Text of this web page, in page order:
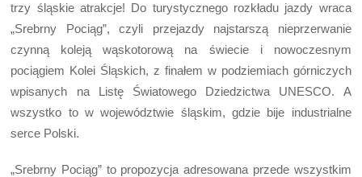
trzy śląskie atrakcje! Do turystycznego rozkładu jazdy wraca
„Srebrny Pociąg”, czyli przejazdy najstarszą nieprzerwanie
czynną koleją wąskotorową na świecie i nowoczesnym
pociągiem Kolei Śląskich, z finałem w podziemiach górniczych
wpisanych na Listę Światowego Dziedzictwa UNESCO. A
wszystko to w województwie śląskim, gdzie bije industrialne
serce Polski.
„Srebrny Pociąg” to propozycja adresowana przede wszystkim